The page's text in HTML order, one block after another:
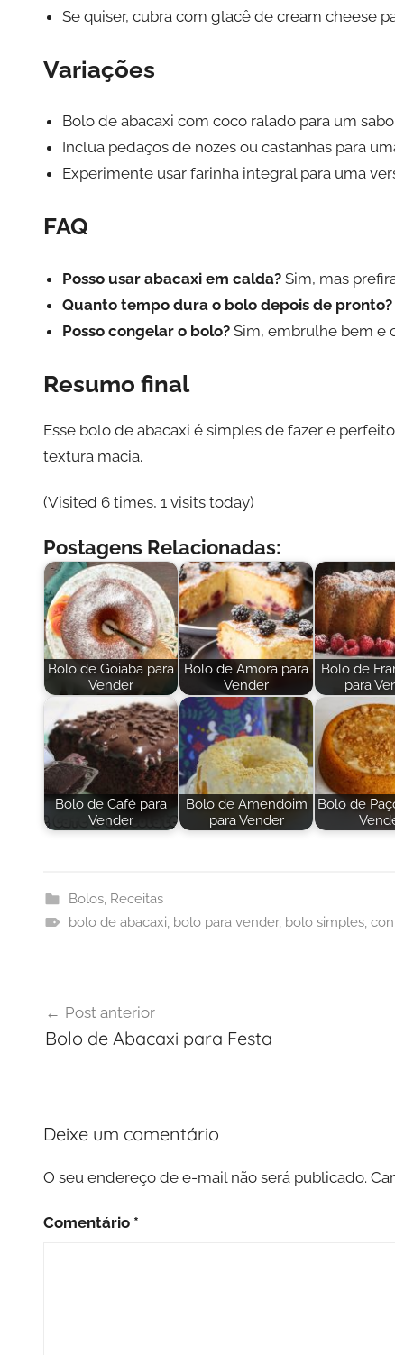
Se quiser, cubra com glacê de cream cheese
Variações
Bolo de abacaxi com coco ralado para um
Inclua pedaços de nozes ou castanhas para
Experimente usar farinha integral para uma
FAQ
Posso usar abacaxi em calda? Sim, mas
Quanto tempo dura o bolo depois de pronto?
Posso congelar o bolo? Sim, embrulhe bem e
Resumo final
Esse bolo de abacaxi é simples de fazer e
textura macia.
(Visited 6 times, 1 visits today)
Postagens Relacionadas:
Bolo de Goiaba para
Vender
Bolo de Amora para
Vender
Bolo de
para
Bolo de Café para
Vender
Bolo de Amendoim
para Vender
Bolo de
Bolos, Receitas
bolo de abacaxi bolo para vender, bolo simples,
de
Post anterior
Bolo de Abacaxi para Festa
Deixe um comentário
O seu endereço de e-mail não será publicado.
Comentário *